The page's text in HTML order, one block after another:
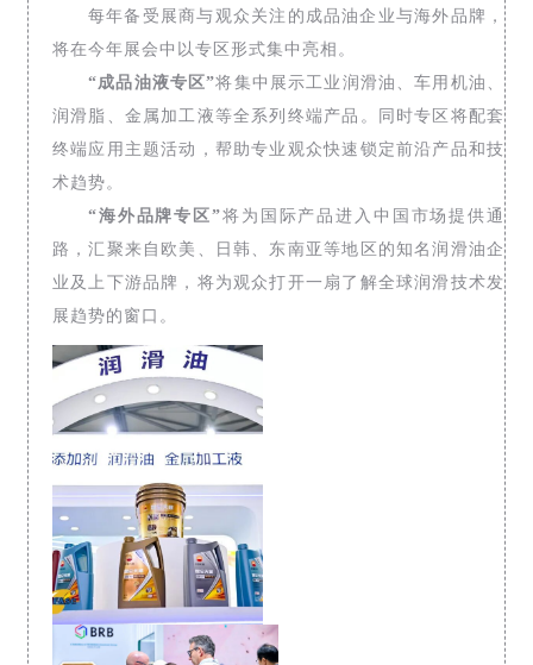
每年备受展商与观众关注的成品油企业与海外品牌，
将在今年展会中以专区形式集中亮相。
“成品油液专区”将集中展示工业润滑油、车用机油、
润滑脂、金属加工液等全系列终端产品。同时专区将配套
终端应用主题活动，帮助专业观众快速锁定前沿产品和技
术趋势。
“海外品牌专区”将为国际产品进入中国市场提供通
路，汇聚来自欧美、日韩、东南亚等地区的知名润滑油企
业及上下游品牌，将为观众打开一扇了解全球润滑技术发
展趋势的窗口。